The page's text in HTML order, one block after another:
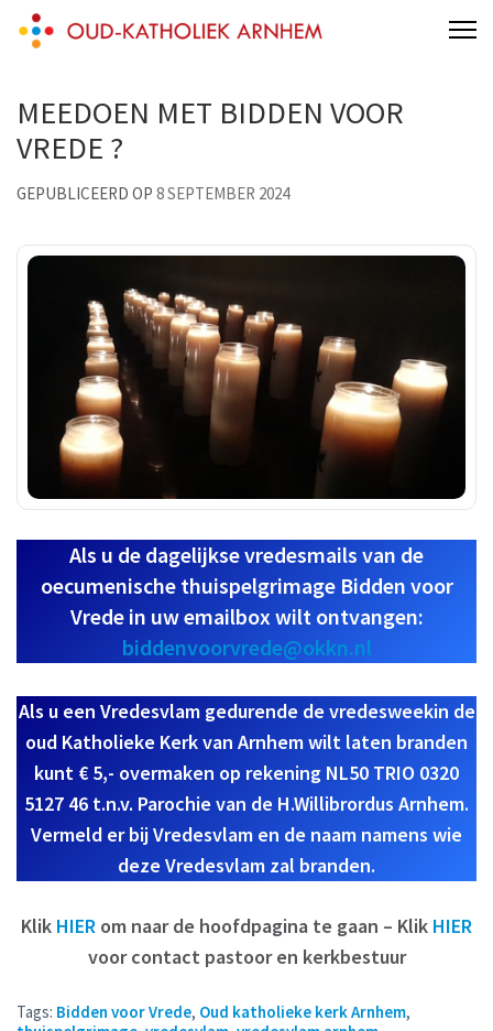
Skip
(Press
Enter)
Een kerk voor iedereen die wil!
MEEDOEN MET BIDDEN VOOR
VREDE ?
GEPUBLICEERD OP 8 SEPTEMBER 2024
Als u de dagelijkse vredesmails van de
oecumenische thuispelgrimage Bidden voor
Vrede in uw emailbox wilt ontvangen:
biddenvoorvrede@okkn.nl
Als u een Vredesvlam gedurende de vredesweekin de
oud Katholieke Kerk van Arnhem wilt laten branden
kunt € 5,- overmaken op rekening NL50 TRIO 0320
5127 46 t.n.v. Parochie van de H.Willibrordus Arnhem.
Vermeld er bij Vredesvlam en de naam namens wie
deze Vredesvlam zal branden.
Klik HIER om naar de hoofdpagina te gaan – Klik HIER
voor contact pastoor en kerkbestuur
Tags: Bidden voor Vrede, Oud katholieke kerk Arnhem,